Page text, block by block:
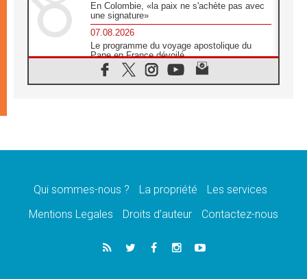
En Colombie, «la paix ne s'achète pas avec
une signature»
07.08.2026
Le programme du voyage apostolique du
Pape en France dévoilé
07.08.2026
1ère Conférence continentale sur l'éducation
07.08.2026
07.08.2026
lancement des «dix jours de prière pour la
06.08.2026
Préparatifs des JMJ 2027 à Séoul: «c'est
Qui sommes-nous ? La propriété
Les services
Mentions Legales
Droits d’auteur Contactez-nous